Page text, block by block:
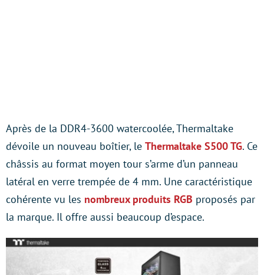
Après de la DDR4-3600 watercoolée, Thermaltake
dévoile un nouveau boîtier, le Thermaltake S500 TG. Ce
châssis au format moyen tour s’arme d’un panneau
latéral en verre trempée de 4 mm. Une caractéristique
cohérente vu les nombreux produits RGB proposés par
la marque. Il offre aussi beaucoup d’espace.